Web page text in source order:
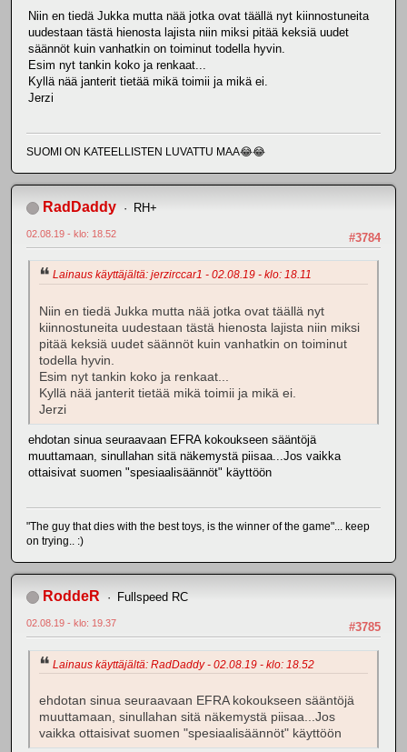
Niin en tiedä Jukka mutta nää jotka ovat täällä nyt kiinnostuneita
uudestaan tästä hienosta lajista niin miksi pitää keksiä uudet
säännöt kuin vanhatkin on toiminut todella hyvin.
Esim nyt tankin koko ja renkaat...
Kyllä nää janterit tietää mikä toimii ja mikä ei.
Jerzi
SUOMI ON KATEELLISTEN LUVATTU MAA😂😂
RadDaddy RH+
#3784
02.08.19 - klo: 18.52
Lainaus käyttäjältä: jerzirccar1 - 02.08.19 - klo: 18.11
Niin en tiedä Jukka mutta nää jotka ovat täällä nyt
kiinnostuneita uudestaan tästä hienosta lajista niin miksi
pitää keksiä uudet säännöt kuin vanhatkin on toiminut
todella hyvin.
Esim nyt tankin koko ja renkaat...
Kyllä nää janterit tietää mikä toimii ja mikä ei.
Jerzi
ehdotan sinua seuraavaan EFRA kokoukseen sääntöjä
muuttamaan, sinullahan sitä näkemystä piisaa...Jos vaikka
ottaisivat suomen "spesiaalisäännöt" käyttöön
"The guy that dies with the best toys, is the winner of the game"... keep
on trying.. :)
RoddeR Fullspeed RC
#3785
02.08.19 - klo: 19.37
Lainaus käyttäjältä: RadDaddy - 02.08.19 - klo: 18.52
ehdotan sinua seuraavaan EFRA kokoukseen sääntöjä
muuttamaan, sinullahan sitä näkemystä piisaa...Jos
vaikka ottaisivat suomen "spesiaalisäännöt" käyttöön